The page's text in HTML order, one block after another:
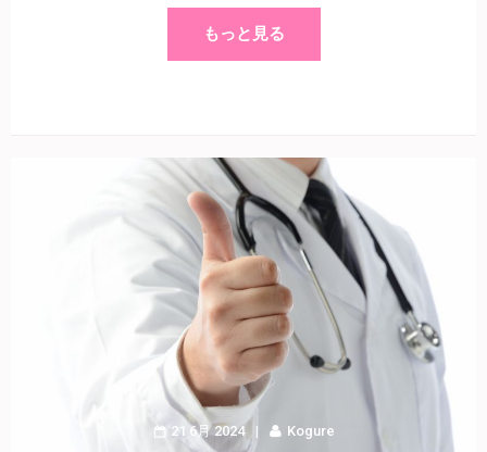
もっと見る
21 6月 2024 Kogure